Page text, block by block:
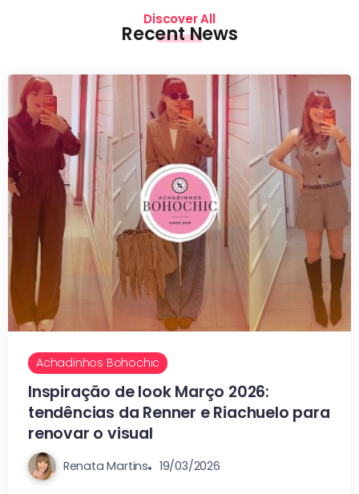
Recent News
Discover All
Achadinhos Bohochic
Inspiração de look Março 2026:
tendências da Renner e Riachuelo para
renovar o visual
Renata Martins 19/03/2026